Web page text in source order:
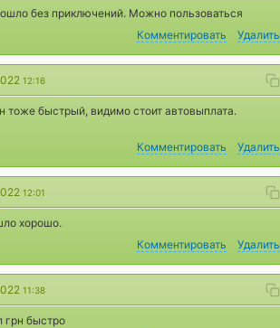
без приключений. Можно пользоваться
Комментировать
Удалить
12:16
быстрый, видимо стоит автовыплата.
Комментировать
Удалить
12:01
хорошо.
Комментировать
Удалить
11:38
грн быстро